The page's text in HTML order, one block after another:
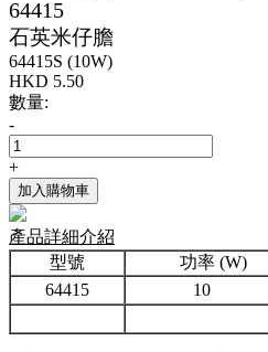
64415
石英米仔膽
64415S (10W)
HKD 5.50
數量:
-
+
加入購物車
產品詳細介紹
型號
功率 (W)
64415
10